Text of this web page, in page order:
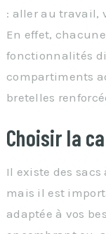
: aller au travail,
En effet,
fonctionnalités
compartiments
bretelles
Choisir la
Il existe des
mais il est
adaptée à vos